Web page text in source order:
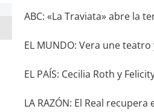
ABC: «La Traviata» abre la
EL MUNDO: Vera une
EL PAÍS: Cecilia Roth y
LA RAZÓN: El Real